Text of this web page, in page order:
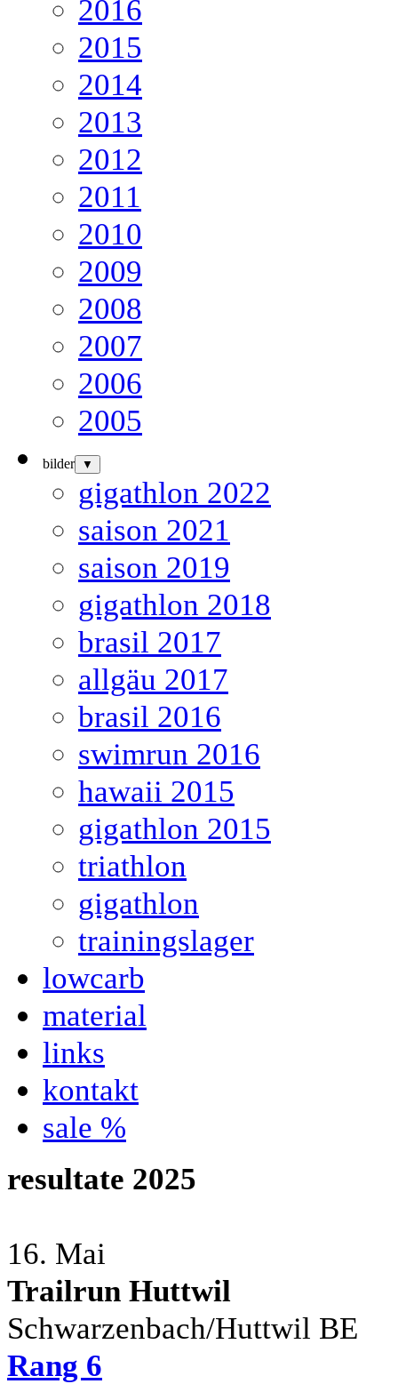
2016
2015
2014
2013
2012
2011
2010
2009
2008
2007
2006
2005
bilder ▼
gigathlon 2022
saison 2021
saison 2019
gigathlon 2018
brasil 2017
allgäu 2017
brasil 2016
swimrun 2016
hawaii 2015
gigathlon 2015
triathlon
gigathlon
trainingslager
lowcarb
material
links
kontakt
sale %
resultate 2025
16. Mai
Trailrun Huttwil
Schwarzenbach/Huttwil BE
Rang 6